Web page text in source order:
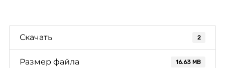
Скачать 2
Размер файла 16.63 MB